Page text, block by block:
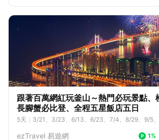
14、4/15、4/16、4/17、4/18、4/19、4/20、4/
25、4/26、4/27、4/28、4/29、5/1、5/2、5/3、
7、5/8、5/9、5/10、5/11、5/12、5/13、5/14、5/
18、5/19、5/20、5/21、5/23、5/24、5/25、5/
9、5/30、5/31、6/1、6/2、6/3、6/4、6/5、6/6、
10、6/11、6/12、6/13、6/14、6/15、6/16、6/17
1、6/22、6/23、6/24、6/25、6/26、6/27、6/28
7/3、7/4、7/5、7/6、7/7、7/8、7/9、7/10、7/11
4、7/15、7/16、7/17、7/18、7/19、7/20、7/21
4、7/25、7/26、7/27、7/28、7/29、7/30、7/31
4、8/5、8/6、8/7、8/8、8/9、8/10、8/11、8/12、
5、8/16、8/17、8/18、8/19、8/20、8/21、8/22、
5、8/26、8/27、8/28、8/29、8/30、8/31、9/1、
5、9/6、9/7、9/8、9/9、9/10、9/11、9/12、9/13
跟著百萬網紅玩釜山～熱門必玩景點、
長腳蟹必比登、全程五星飯店五日
5天
3/21、3/23、6/13、6/23、7/4、8/29、9/5
ezTravel 易遊網 1%